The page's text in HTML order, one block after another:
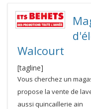
Walcourt
[tagline]
Vous cherchez un
propose la vente de
aussi quincaillerie ain